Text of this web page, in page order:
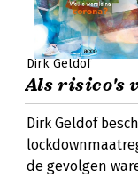
Dirk Geldof
Als risico's
Dirk Geldof
de gevolgen